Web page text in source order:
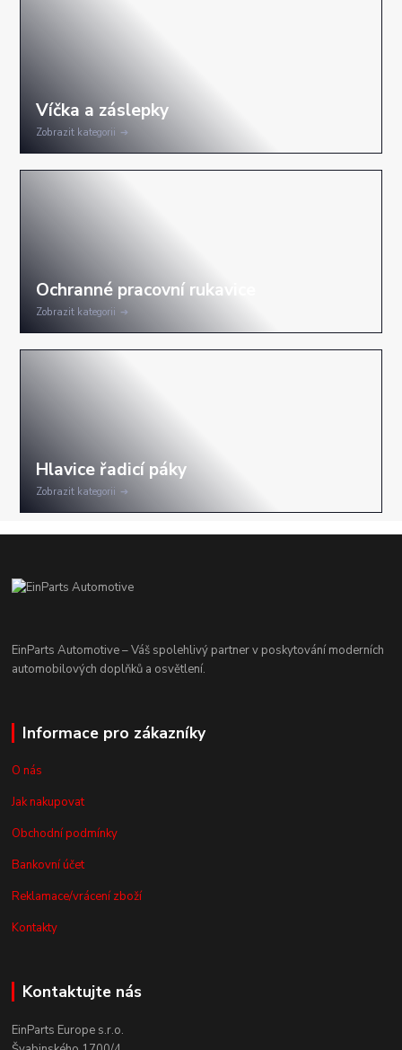
Zobrazit kategorii
Zobrazit kategorii
Zobrazit kategorii
EinParts Automotive – Váš spolehlivý partner v poskytování moderních
automobilových doplňků a osvětlení.
Informace pro zákazníky
O nás
Jak nakupovat
Obchodní podmínky
Bankovní účet
Reklamace/vrácení zboží
Kontakty
Kontaktujte nás
EinParts Europe s.r.o.